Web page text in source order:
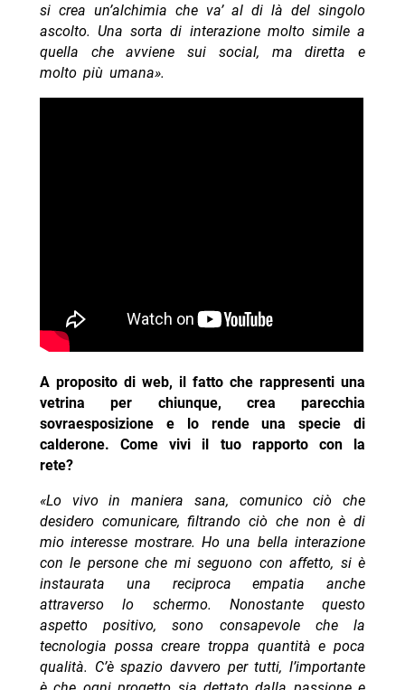
si crea un’alchimia che va’ al di là del singolo
ascolto. Una sorta di interazione molto simile a
quella che avviene sui social, ma diretta e
molto più umana».
A proposito di web, il fatto che rappresenti una
vetrina per chiunque, crea parecchia
sovraesposizione e lo rende una specie di
calderone. Come vivi il tuo rapporto con la
rete?
«Lo vivo in maniera sana, comunico ciò che
desidero comunicare, filtrando ciò che non è di
mio interesse mostrare. Ho una bella interazione
con le persone che mi seguono con affetto, si è
instaurata una reciproca empatia anche
attraverso lo schermo. Nonostante questo
aspetto positivo, sono consapevole che la
tecnologia possa creare troppa quantità e poca
qualità. C’è spazio davvero per tutti, l’importante